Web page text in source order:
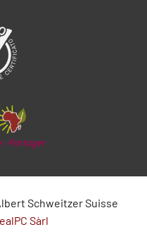
Schweitzer Suisse
Sàrl